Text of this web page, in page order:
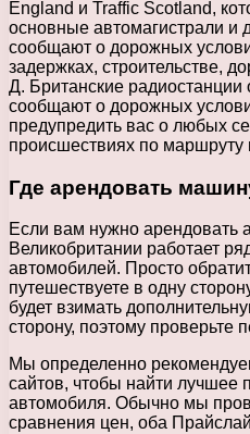
England и Traffic Scotland,
основные автомагистрали и
сообщают о дорожных
задержках, строительстве,
Д. Британские радиостанции
сообщают о дорожных
предупредить вас о любых
происшествиях по
Где арендовать
Если вам нужно арендовать
Великобритании работает
автомобилей. Просто
путешествуете в одну
будет взимать
сторону, поэтому проверьте
Мы определенно
сайтов, чтобы найти лучшее
автомобиля. Обычно мы
сравнения цен, оба